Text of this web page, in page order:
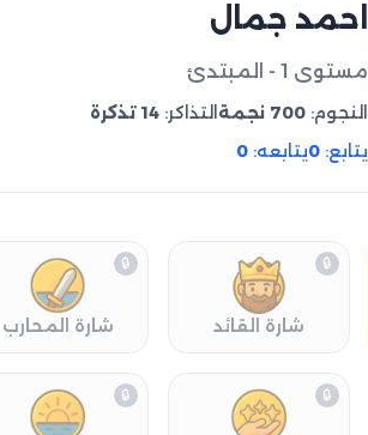
احمد جمال
مستوى 1 - المبتدئ
النجوم: 700 نجمة التذاكر: 14 تذكرة
يتابع: 0يتابعه: 0
شارة القائد
🔒
شارة المحارب
🔒
🔒
🔒